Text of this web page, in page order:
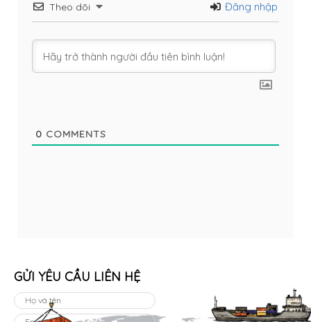
Theo dõi Đăng nhập
0 COMMENTS
GỬI YÊU CẦU LIÊN HỆ